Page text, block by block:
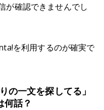
が確認できませんでし
を利用するのが確実で
の一文を探してる」
何話？